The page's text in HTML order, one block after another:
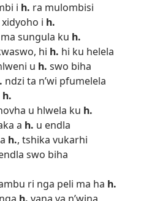
i h. ra mulombisi
i h.
sungula ku h.
hi h. hi ku helela
u h. swo biha
ndzi ta n’wi pfumelela
h.
u hlwela ku h.
a h. u endla
h., tshika vukarhi
swo biha
ri nga peli ma ha h.